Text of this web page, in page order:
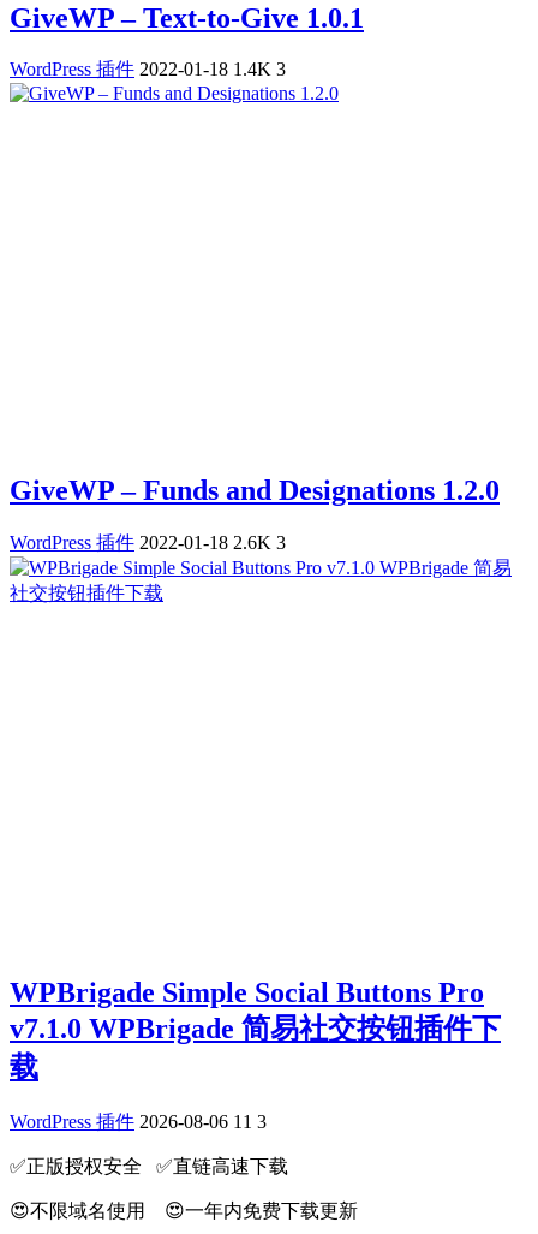
GiveWP – Text-to-Give 1.0.1
WordPress 插件 2022-01-18 1.4K 3
GiveWP – Funds and Designations 1.2.0
WordPress 插件 2022-01-18 2.6K 3
WPBrigade Simple Social Buttons Pro
v7.1.0 WPBrigade 简易社交按钮插件下
载
WordPress 插件 2026-08-06 11 3
✅️正版授权安全 ✅️直链高速下载
😍不限域名使用 😍一年内免费下载更新